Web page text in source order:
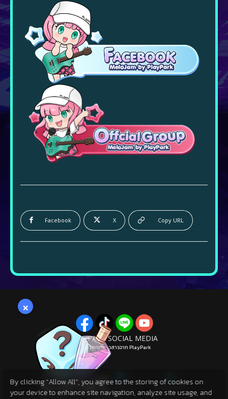
Facebook X Copy URL
PLAYPARK SOCIAL MEDIA
ไม่พลาดทุกข่าวสารจาก PlayPark
By clicking “Allow All”, you agree to the storing of cookies on
your device to enhance site navigation, analyze site usage, and
×